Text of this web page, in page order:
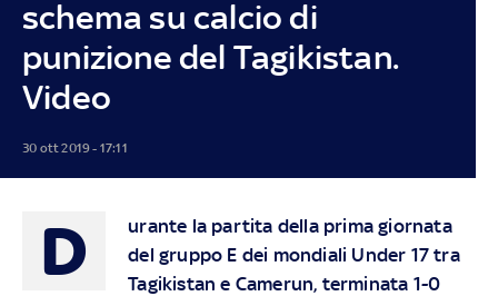
schema su calcio di
punizione del Tagikistan.
Video
30 ott 2019 - 17:11
D
urante la partita della prima giornata
del gruppo E dei mondiali Under 17 tra
Tagikistan e Camerun, terminata 1-0